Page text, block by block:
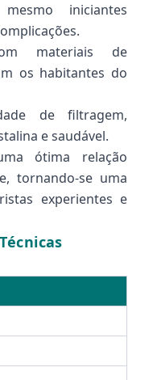
iniciantes
materiais de
os habitantes do
de filtragem,
e saudável.
ótima relação
tornando-se uma
experientes e